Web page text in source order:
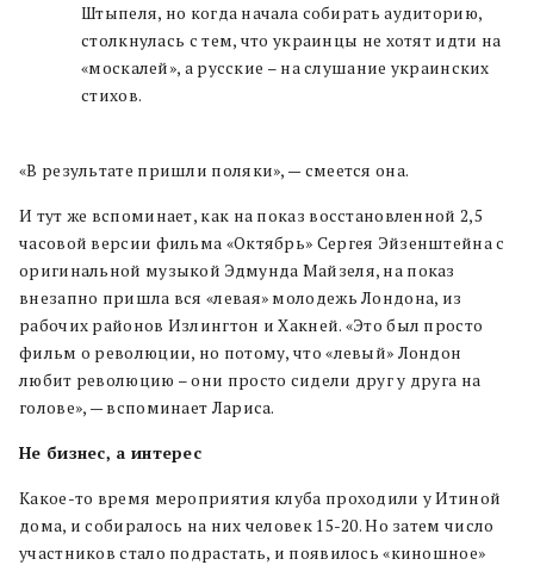
Штыпеля, но когда начала собирать аудиторию,
столкнулась с тем, что украинцы не хотят идти на
«москалей», а русские – на слушание украинских
стихов.
«В результате пришли поляки», — смеется она.
И тут же вспоминает, как на показ восстановленной 2,5
часовой версии фильма «Октябрь» Сергея Эйзенштейна с
оригинальной музыкой Эдмунда Майзеля, на показ
внезапно пришла вся «левая» молодежь Лондона, из
рабочих районов Излингтон и Хакней. «Это был просто
фильм о революции, но потому, что «левый» Лондон
любит революцию – они просто сидели друг у друга на
голове», — вспоминает Лариса.
Не бизнес, а интерес
Какое-то время мероприятия клуба проходили у Итиной
дома, и собиралось на них человек 15-20. Но затем число
участников стало подрастать, и появилось «киношное»